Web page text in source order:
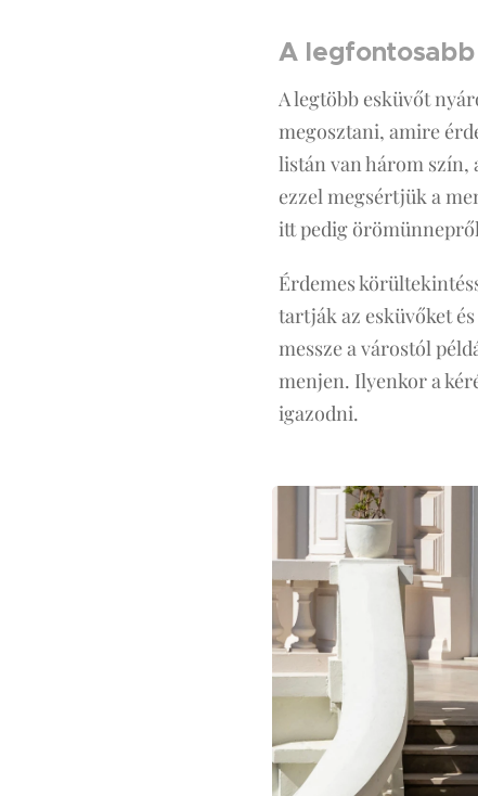
A
A legtöbb esküvőt
megosztani, amire
listán van három szín,
ezzel megsértjük a
itt pedig
Érdemes
tartják az esküvőket
messze a várostól
menjen. Ilyenkor a
igazodni.